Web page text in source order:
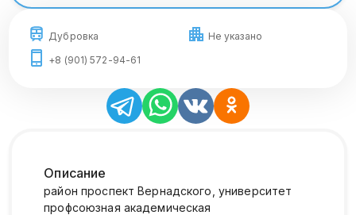
Дубровка
Не указано
+8 (901) 572-94-61
Описание
район проспект Вернадского, университет
профсоюзная академическая